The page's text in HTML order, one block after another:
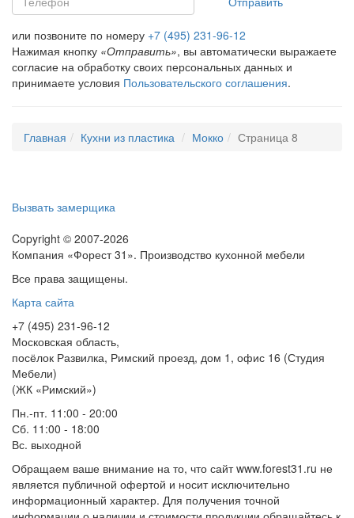
или позвоните по номеру +7 (495) 231-96-12
Нажимая кнопку «Отправить», вы автоматически выражаете
согласие на обработку своих персональных данных и
принимаете условия Пользовательского соглашения.
Главная Кухни из пластика Мокко Страница 8
Вызвать замерщика
Copyright © 2007-2026
Компания «Форест 31». Производство кухонной мебели
Все права защищены.
Карта сайта
+7 (495) 231-96-12
Московская область,
посёлок Развилка, Римский проезд, дом 1, офис 16 (Студия
Мебели)
(ЖК «Римский»)
Пн.-пт. 11:00 - 20:00
Сб. 11:00 - 18:00
Вс. выходной
Обращаем ваше внимание на то, что сайт www.forest31.ru не
является публичной офертой и носит исключительно
информационный характер. Для получения точной